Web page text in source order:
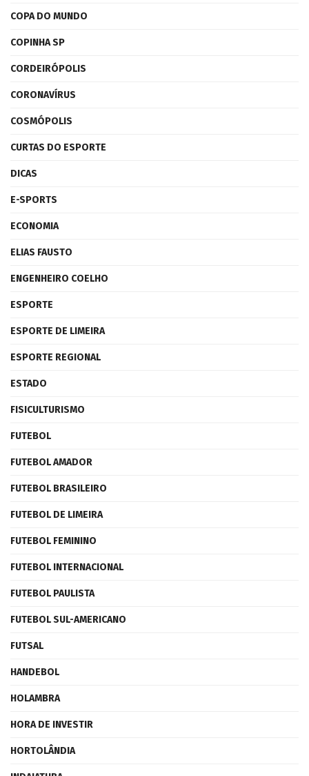
COPA DO MUNDO
COPINHA SP
CORDEIRÓPOLIS
CORONAVÍRUS
COSMÓPOLIS
CURTAS DO ESPORTE
DICAS
E-SPORTS
ECONOMIA
ELIAS FAUSTO
ENGENHEIRO COELHO
ESPORTE
ESPORTE DE LIMEIRA
ESPORTE REGIONAL
ESTADO
FISICULTURISMO
FUTEBOL
FUTEBOL AMADOR
FUTEBOL BRASILEIRO
FUTEBOL DE LIMEIRA
FUTEBOL FEMININO
FUTEBOL INTERNACIONAL
FUTEBOL PAULISTA
FUTEBOL SUL-AMERICANO
FUTSAL
HANDEBOL
HOLAMBRA
HORA DE INVESTIR
HORTOLÂNDIA